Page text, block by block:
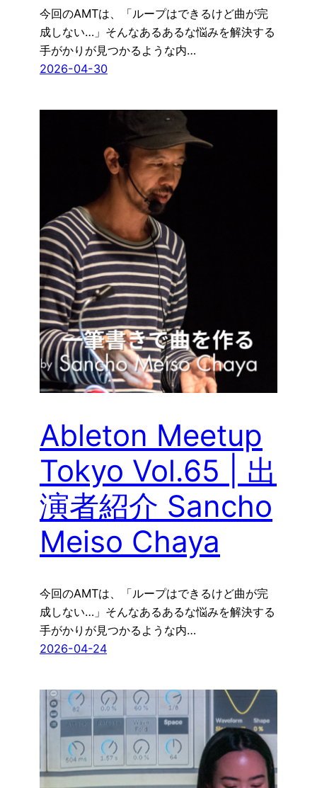
今回のAMTは、「ループはできるけど曲が完
成しない…」そんなあるあるな悩みを解決する
手がかりが見つかるような内…
2026-04-30
Ableton Meetup
Tokyo Vol.65 | 出
演者紹介 Sancho
Meiso Chaya
今回のAMTは、「ループはできるけど曲が完
成しない…」そんなあるあるな悩みを解決する
手がかりが見つかるような内…
2026-04-24